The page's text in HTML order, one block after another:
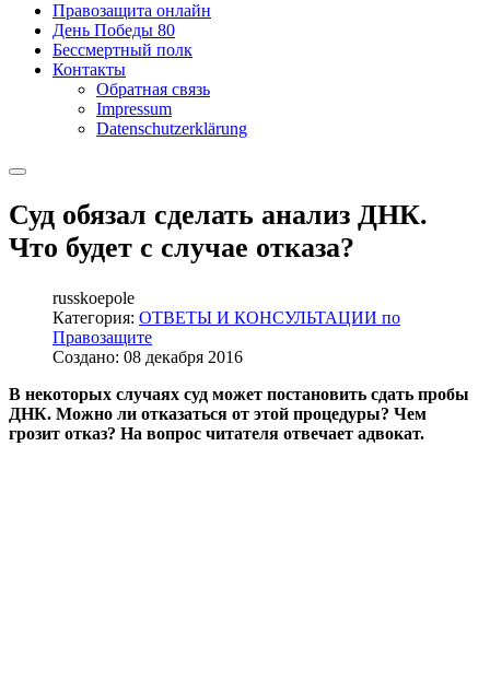
Правозащита онлайн
День Победы 80
Бессмертный полк
Контакты
Обратная связь
Impressum
Datenschutzerklärung
Суд обязал сделать анализ ДНК.
Что будет с случае отказа?
russkoepole
Категория: ОТВЕТЫ И КОНСУЛЬТАЦИИ по
Правозащите
Создано: 08 декабря 2016
В некоторых случаях суд может постановить сдать пробы
ДНК. Можно ли отказаться от этой процедуры? Чем
грозит отказ? На вопрос читателя отвечает адвокат.